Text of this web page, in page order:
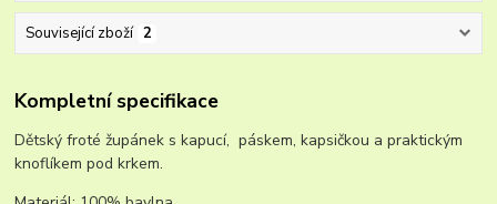
Související zboží 2
Kompletní specifikace
Dětský froté župánek s kapucí, páskem, kapsičkou a praktickým
knoflíkem pod krkem.